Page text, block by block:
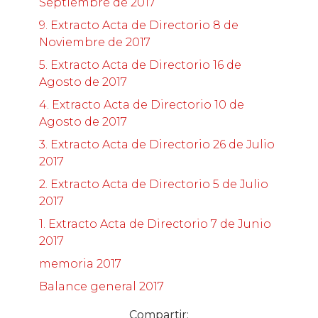
9. Extracto Acta de Directorio 8 de
Noviembre de 2017
5. Extracto Acta de Directorio 16 de
Agosto de 2017
4. Extracto Acta de Directorio 10 de
Agosto de 2017
3. Extracto Acta de Directorio 26 de Julio
2017
2. Extracto Acta de Directorio 5 de Julio
2017
1. Extracto Acta de Directorio 7 de Junio
2017
memoria 2017
Balance general 2017
Compartir: